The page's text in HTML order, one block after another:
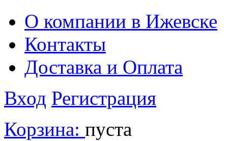
О компании в Ижевске
Контакты
Доставка и Оплата
Вход Регистрация
Корзина: пуста